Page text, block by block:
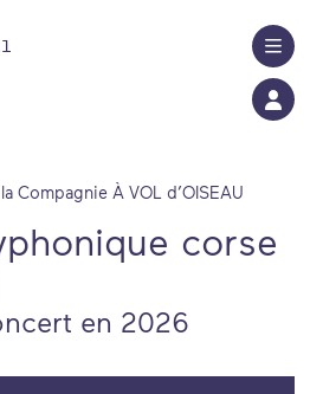
Compagnie À VOL d’OISEAU
corse
en 2026